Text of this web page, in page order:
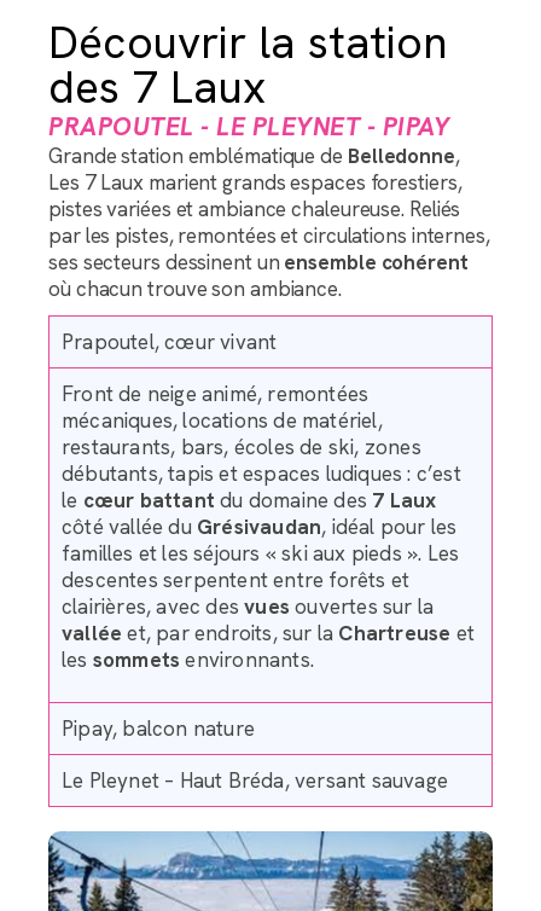
Découvrir la station
des 7 Laux
PRAPOUTEL - LE PLEYNET - PIPAY
Grande station emblématique de Belledonne,
Les 7 Laux marient grands espaces forestiers,
pistes variées et ambiance chaleureuse. Reliés
par les pistes, remontées et circulations internes,
ses secteurs dessinent un ensemble cohérent
où chacun trouve son ambiance.
Prapoutel, cœur vivant
Front de neige animé, remontées
mécaniques, locations de matériel,
restaurants, bars, écoles de ski, zones
débutants, tapis et espaces ludiques : c’est
le cœur battant du domaine des 7 Laux
côté vallée du Grésivaudan, idéal pour les
familles et les séjours « ski aux pieds ». Les
descentes serpentent entre forêts et
clairières, avec desvues ouvertes sur la
vallée et, par endroits, sur la Chartreuse et
les sommets environnants.
Pipay, balcon nature
Le Pleynet – Haut Bréda, versant sauvage